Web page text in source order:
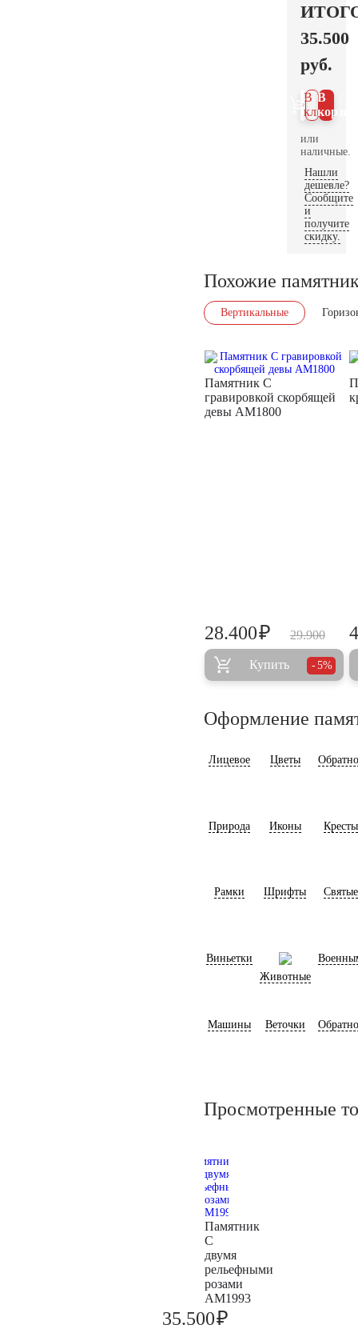
35.500
руб.
В
В 1
клик
или
наличные.
Нашли
дешевле?
Сообщите
и
получите
скидку.
Похожие
Вертикальные
Памятник С
гравировкой скорбящей
девы AM1800
29.900
28.400₽
Купить 5%
Оформление
Лицевое Цветы
Природа Иконы Кресты
Рамки Шрифты Святые
Виньетки
Животные
Машины Веточки
Просмотренные
Памятник
С
двумя
рельефными
розами
AM1993
35.500₽